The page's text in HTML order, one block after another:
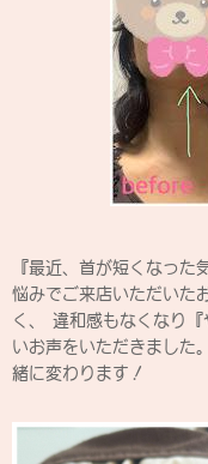
『最近、首が短くなっ
悩みでご来店いただいた
く、 違和感もなくなり
いお声をいただきました
緒に変わります！